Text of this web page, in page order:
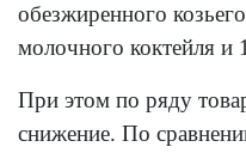
обезжиренного
молочного коктейля и
При этом по ряду
снижение. По